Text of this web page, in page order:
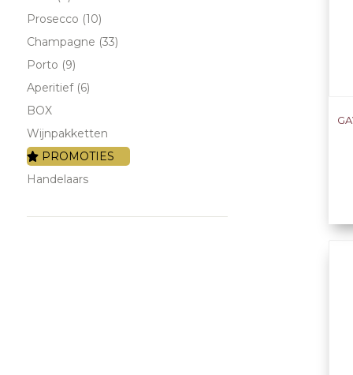
Prosecco (10)
Champagne (33)
Porto (9)
Aperitief (6)
BOX
Wijnpakketten
PROMOTIES
Handelaars